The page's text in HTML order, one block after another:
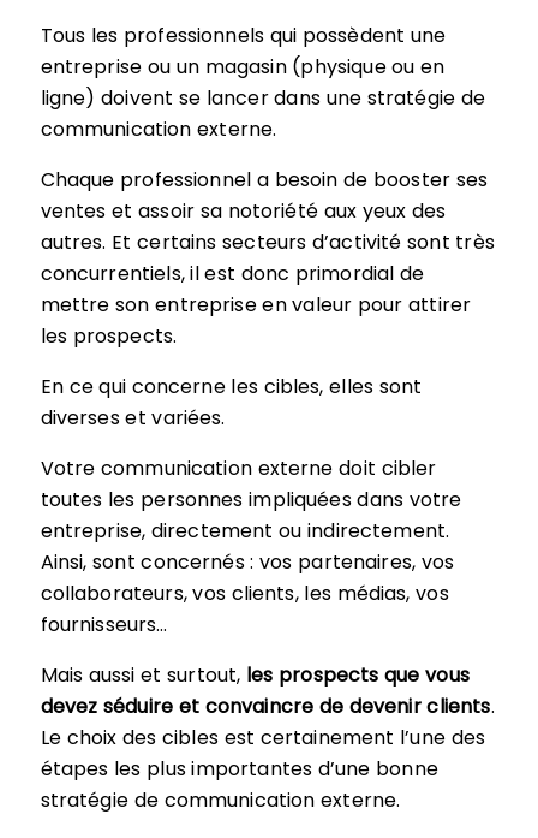
Tous les professionnels qui possèdent une
entreprise ou un magasin (physique ou en
ligne) doivent se lancer dans une stratégie de
communication externe.
Chaque professionnel a besoin de booster ses
ventes et assoir sa notoriété aux yeux des
autres. Et certains secteurs d’activité sont très
concurrentiels, il est donc primordial de
mettre son entreprise en valeur pour attirer
les prospects.
En ce qui concerne les cibles, elles sont
diverses et variées.
Votre communication externe doit cibler
toutes les personnes impliquées dans votre
entreprise, directement ou indirectement.
Ainsi, sont concernés : vos partenaires, vos
collaborateurs, vos clients, les médias, vos
fournisseurs…
Mais aussi et surtout, les prospects que vous
devez séduire et convaincre de devenir clients.
Le choix des cibles est certainement l’une des
étapes les plus importantes d’une bonne
stratégie de communication externe.